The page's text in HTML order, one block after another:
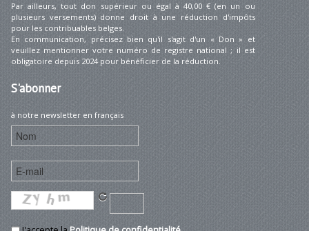
Par ailleurs, tout don supérieur ou égal à 40,00 € (en un ou
plusieurs versements) donne droit à une réduction d'impôts
pour les contribuables belges.
En communication, précisez bien qu'il s'agit d'un « Don » et
veuillez mentionner votre numéro de registre national ; il est
obligatoire depuis 2024 pour bénéficier de la réduction.
S'abonner
à notre newsletter en français